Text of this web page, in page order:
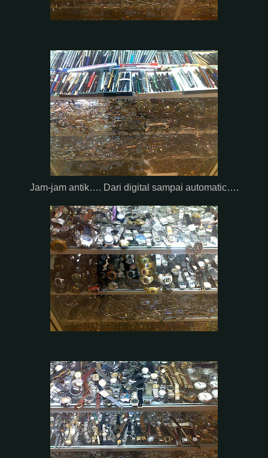
Jam-jam antik…. Dari digital sampai automatic….